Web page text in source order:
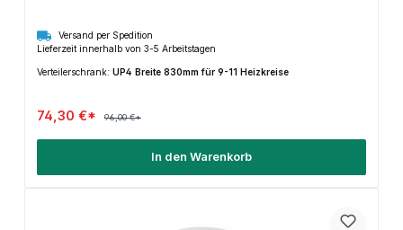
Versand per Spedition
Lieferzeit innerhalb von 3-5 Arbeitstagen
Verteilerschrank: UP4 Breite 830mm für 9-11 Heizkreise
74,30 €* 96,00 €*
In den Warenkorb